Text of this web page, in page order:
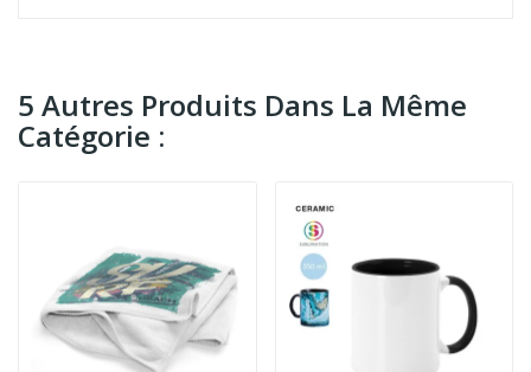
5 Autres Produits Dans La Même
Catégorie :